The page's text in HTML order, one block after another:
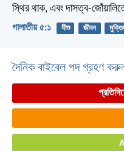
স্থির থাক, এবং দাসত্ব-
গালাতীয় ৫:১ যীশু জীবন
দৈনিক বাইবেল পদ গ্রহণ